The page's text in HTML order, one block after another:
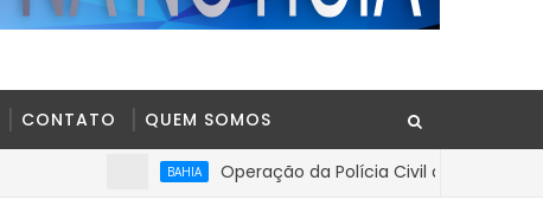
CONTATO QUEM SOMOS
Operação da Polícia Civil apreende R$ 100 mil